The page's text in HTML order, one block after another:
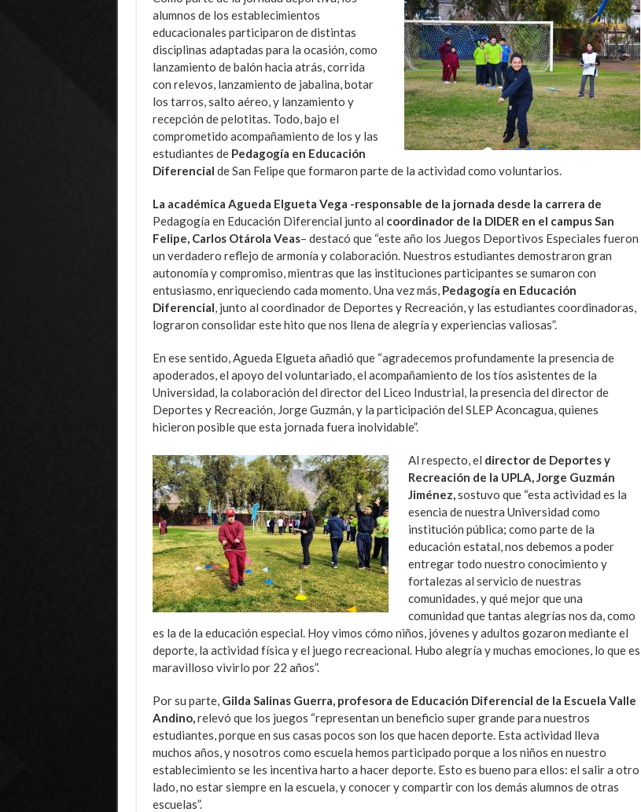
alumnos de los establecimientos
educacionales participaron de distintas
disciplinas adaptadas para la ocasión, como
lanzamiento de balón hacia atrás, corrida
con relevos, lanzamiento de jabalina, botar
los tarros, salto aéreo, y lanzamiento y
recepción de pelotitas. Todo, bajo el
comprometido acompañamiento de los y las
estudiantes de Pedagogía en Educación
Diferencial de San Felipe que formaron parte de la actividad como voluntarios.
La académica Agueda Elgueta Vega -responsable de la jornada desde la carrera de
Pedagogía en Educación Diferencial junto al coordinador de la DIDER en el campus San
Felipe, Carlos Otárola Veas– destacó que “este año los Juegos Deportivos Especiales fueron
un verdadero reflejo de armonía y colaboración. Nuestros estudiantes demostraron gran
autonomía y compromiso, mientras que las instituciones participantes se sumaron con
entusiasmo, enriqueciendo cada momento. Una vez más, Pedagogía en Educación
Diferencial , junto al coordinador de Deportes y Recreación, y las estudiantes coordinadoras,
lograron consolidar este hito que nos llena de alegría y experiencias valiosas”.
En ese sentido, Agueda Elgueta añadió que “agradecemos profundamente la presencia de
apoderados, el apoyo del voluntariado, el acompañamiento de los tíos asistentes de la
Universidad, la colaboración del director del Liceo Industrial, la presencia del director de
Deportes y Recreación, Jorge Guzmán, y la participación del SLEP Aconcagua, quienes
hicieron posible que esta jornada fuera inolvidable”.
Al respecto, el director de Deportes y
Recreación de la UPLA, Jorge Guzmán
Jiménez, sostuvo que “esta actividad es la
esencia de nuestra Universidad como
institución pública; como parte de la
educación estatal, nos debemos a poder
entregar todo nuestro conocimiento y
fortalezas al servicio de nuestras
comunidades, y qué mejor que una
comunidad que tantas alegrías nos da, como
es la de la educación especial. Hoy vimos cómo niños, jóvenes y adultos gozaron mediante el
deporte, la actividad física y el juego recreacional. Hubo alegría y muchas emociones, lo que es
maravilloso vivirlo por 22 años”.
Por su parte, Gilda Salinas Guerra, profesora de Educación Diferencial de la Escuela Valle
Andino, relevó que los juegos “representan un beneficio super grande para nuestros
estudiantes, porque en sus casas pocos son los que hacen deporte. Esta actividad lleva
muchos años, y nosotros como escuela hemos participado porque a los niños en nuestro
establecimiento se les incentiva harto a hacer deporte. Esto es bueno para ellos: el salir a otro
lado, no estar siempre en la escuela, y conocer y compartir con los demás alumnos de otras
escuelas”.